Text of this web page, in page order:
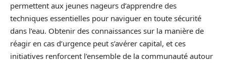
permettent aux jeunes nageurs d’apprendre des
techniques essentielles pour naviguer en toute sécurité
dans l’eau. Obtenir des connaissances sur la manière de
réagir en cas d’urgence peut s’avérer capital, et ces
initiatives renforcent l’ensemble de la communauté autour